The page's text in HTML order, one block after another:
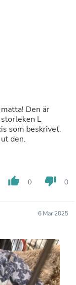
Den är
L
som beskrivet.
den.
thumb_up 0 thumb_down 0
6 Mar 2025